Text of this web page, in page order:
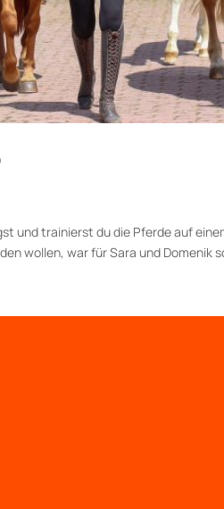
und trainierst du die Pferde auf
wollen, war für Sara und Domenik